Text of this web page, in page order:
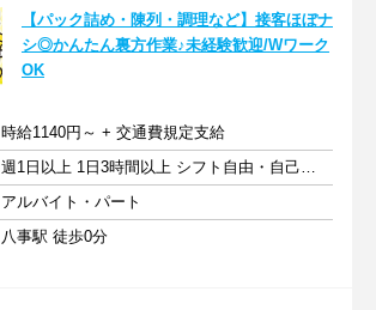
【パック詰め・陳列・調理など】接客ほぼナ
シ◎かんたん裏方作業♪未経験歓迎/Wワーク
OK
時給1140円～ + 交通費規定支給
週1日以上 1日3時間以上 シフト自由・自己申告
アルバイト・パート
八事駅 徒歩0分